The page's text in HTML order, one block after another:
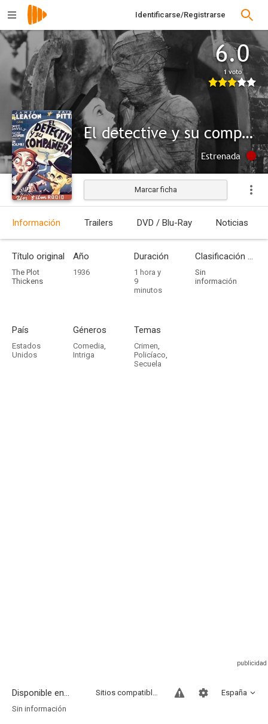
Identificarse/Registrarse
6.0
1 voto
El detective y su compañera (Misterio en el museo)
Estrenada
Marcar ficha
Información Trailers DVD / Blu-Ray Noticias
Título original
The Plot
Thickens
Año
1936
Duración
1 hora y
9
minutos
Clasificación por edades
Sin
información
País
Estados
Unidos
Géneros
Comedia,
Intriga
Temas
Crimen,
Policíaco,
Secuela
Disponible en... España
Sitios compatibles
Sin información